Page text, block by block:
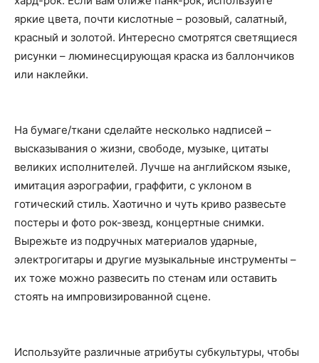
яркие цвета, почти кислотные – розовый, салатный,
красный и золотой. Интересно смотрятся светящиеся
рисунки – люминесцирующая краска из баллончиков
или наклейки.
На бумаге/ткани сделайте несколько надписей –
высказывания о жизни, свободе, музыке, цитаты
великих исполнителей. Лучше на английском языке,
имитация аэрографии, граффити, с уклоном в
готический стиль. Хаотично и чуть криво развесьте
постеры и фото рок-звезд, концертные снимки.
Вырежьте из подручных материалов ударные,
электрогитары и другие музыкальные инструменты –
их тоже можно развесить по стенам или оставить
стоять на импровизированной сцене.
Используйте различные атрибуты субкультуры, чтобы